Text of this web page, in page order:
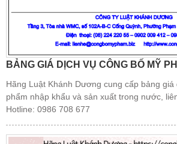
BẢNG GIÁ DỊCH VỤ CÔNG BỐ MỸ
Hãng Luật Khánh Dương cung cấp bảng giá
phẩm nhập khẩu và sản xuất trong nước,
Hotline: 0986 708 677